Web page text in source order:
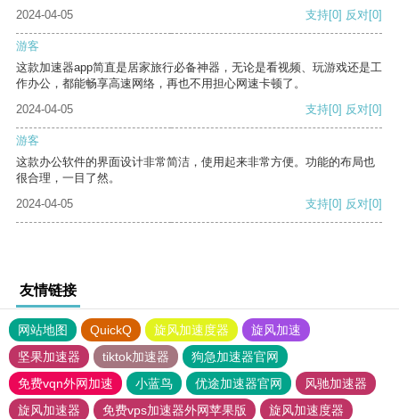
2024-04-05 支持[0] 反对[0]
游客
这款加速器app简直是居家旅行必备神器，无论是看视频、玩游戏还是工
作办公，都能畅享高速网络，再也不用担心网速卡顿了。
2024-04-05
支持[0] 反对[0]
游客
这款办公软件的界面设计非常简洁，使用起来非常方便。功能的布局也
很合理，一目了然。
2024-04-05
支持[0] 反对[0]
友情链接
网站地图 QuickQ 旋风加速度器
旋风加速
坚果加速器
tiktok加速器
狗急加速器官网
免费vqn外网加速
小蓝鸟 优途加速器官网
风驰加速器
旋风加速器
免费vps加速器外网苹果版
旋风加速度器